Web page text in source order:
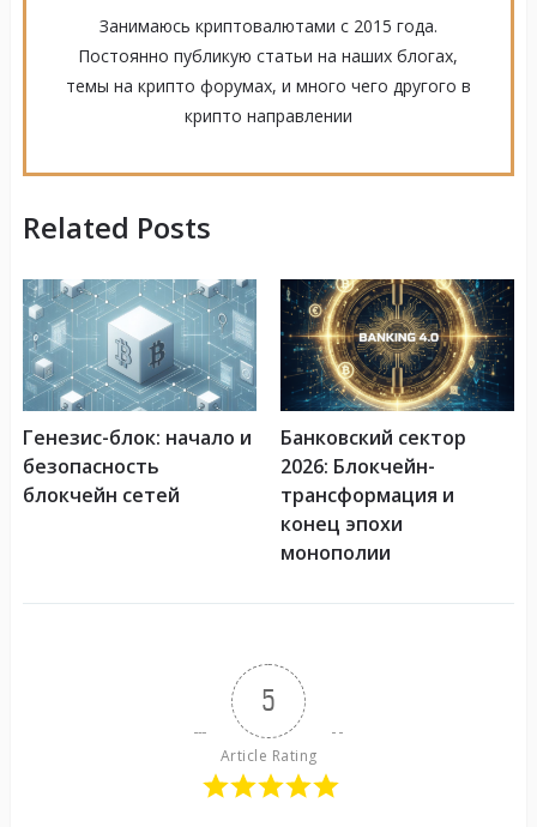
Занимаюсь криптовалютами с 2015 года.
Постоянно публикую статьи на наших блогах,
темы на крипто форумах, и много чего другого в
крипто направлении
Related Posts
Генезис-блок: начало и
безопасность
блокчейн сетей
Банковский сектор
2026: Блокчейн-
трансформация и
конец эпохи
монополии
5
Article Rating